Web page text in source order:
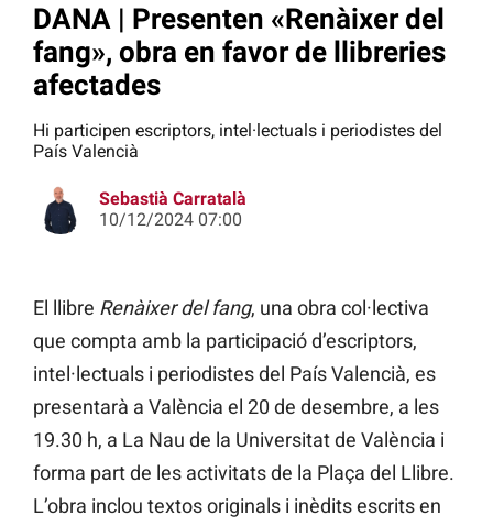
DANA | Presenten «Renàixer del
fang», obra en favor de llibreries
afectades
Hi participen escriptors, intel·lectuals i periodistes del
País Valencià
Sebastià Carratalà
10/12/2024 07:00
El llibre Renàixer del fang, una obra col·lectiva
que compta amb la participació d’escriptors,
intel·lectuals i periodistes del País Valencià, es
presentarà a València el 20 de desembre, a les
19.30 h, a La Nau de la Universitat de València i
forma part de les activitats de la Plaça del Llibre.
L’obra inclou textos originals i inèdits escrits en